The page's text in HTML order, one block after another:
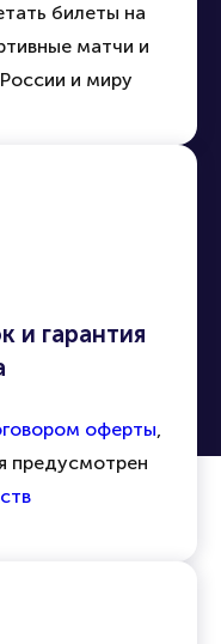
билеты на
матчи и
и миру
и гарантия
оферты,
предусмотрен